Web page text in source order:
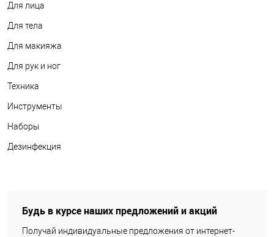
Для лица
Для тела
Для макияжа
Для рук и ног
Техника
Инструменты
Наборы
Дезинфекция
Будь в курсе наших предложений и акций
Получай индивидуальные предложения от интернет-